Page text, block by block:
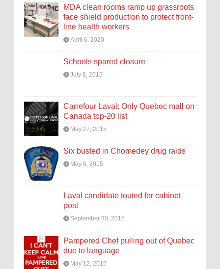
MDA clean rooms ramp up grassroots
face shield production to protect front-
line health workers
April 6, 2020
Schools spared closure
July 8, 2015
Carrefour Laval: Only Quebec mall on
Canada top-20 list
May 27, 2015
Six busted in Chomedey drug raids
May 6, 2015
Laval candidate touted for cabinet
post
September 30, 2015
Pampered Chef pulling out of Quebec
due to language
May 12, 2015